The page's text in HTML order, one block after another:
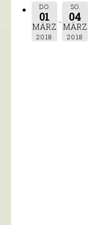
DO.
01
MÄRZ
2018
SO.
04
MÄRZ
2018